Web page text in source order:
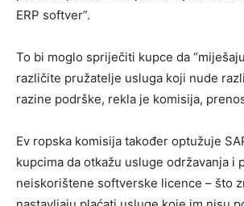
ERP softver”.
To bi moglo spriječiti kupce da
različite pružatelje usluga koji nude
razine podrške, rekla je komisija,
Ev ropska komisija također optužuje
kupcima da otkažu usluge održavanja i
neiskorištene softverske licence – što